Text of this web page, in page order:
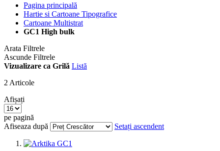
Pagina principală
Hartie si Cartoane Tipografice
Cartoane Multistrat
GC1 High bulk
Arata Filtrele
Ascunde Filtrele
Vizualizare ca Grilă Listă
2 Articole
Afișați
pe pagină
Afiseaza după
Setați ascendent